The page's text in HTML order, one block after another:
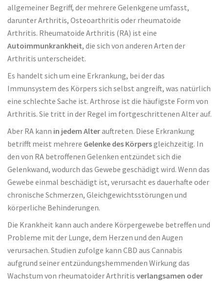
allgemeiner Begriff, der mehrere Gelenkgene umfasst,
darunter Arthritis, Osteoarthritis oder rheumatoide
Arthritis. Rheumatoide Arthritis (RA) ist eine
Autoimmunkrankheit, die sich von anderen Arten der
Arthritis unterscheidet.
Es handelt sich um eine Erkrankung, bei der das
Immunsystem des Körpers sich selbst angreift, was natürlich
eine schlechte Sache ist. Arthrose ist die häufigste Form von
Arthritis. Sie tritt in der Regel im fortgeschrittenen Alter auf.
Aber RA kann in jedem Alterauftreten. Diese Erkrankung
betrifft meist mehrere Gelenke des Körpersgleichzeitig. In
den von RA betroffenen Gelenken entzündet sich die
Gelenkwand, wodurch das Gewebe geschädigt wird. Wenn das
Gewebe einmal beschädigt ist, verursacht es dauerhafte oder
chronische Schmerzen, Gleichgewichtsstörungen und
körperliche Behinderungen.
Die Krankheit kann auch andere Körpergewebe betreffen und
Probleme mit der Lunge, dem Herzen und den Augen
verursachen. Studien zufolge kann CBD aus Cannabis
aufgrund seiner entzündungshemmenden Wirkung das
Wachstum von rheumatoider Arthritis verlangsamen oder